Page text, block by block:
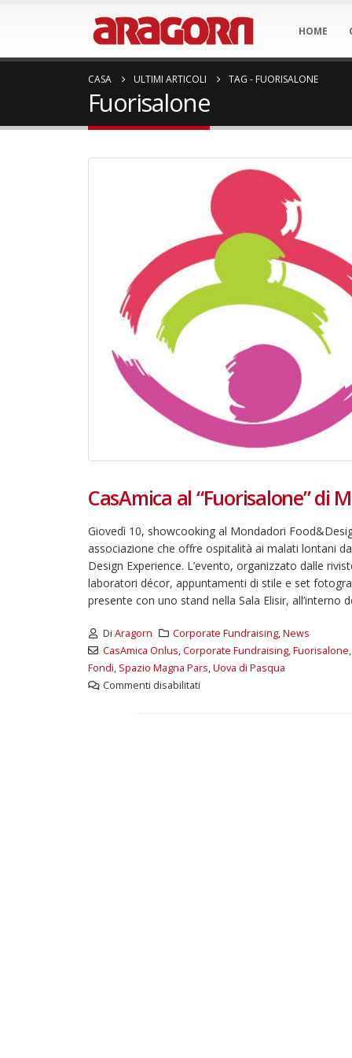
HOME
CASA ULTIMI ARTICOLI TAG - FUORISALONE
Fuorisalone
CasAmica al “Fuorisalone” di
Giovedì 10, showcooking al Mondadori
associazione che offre ospitalità ai malati lontani
Design Experience. L’evento, organizzato dalle
laboratori décor, appuntamenti di stile e set
presente con uno stand nella Sala Elisir, all’interno
Di Aragorn Corporate Fundraising,News
CasAmica Onlus,Corporate Fundraising,Fuorisalone,
Fondi, Spazio Magna Pars,Uova di Pasqua
Commenti disabilitati